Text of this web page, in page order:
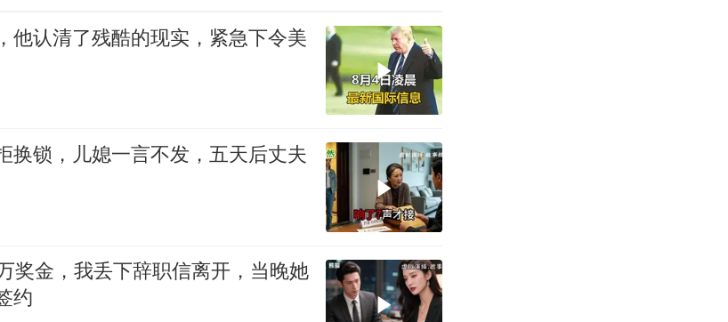
他认清了残酷的现实，紧急下令美
换锁，儿媳一言不发，五天后丈夫
奖金，我丢下辞职信离开，当晚她
约